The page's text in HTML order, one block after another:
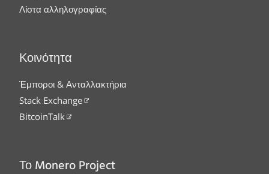
Λίστα αλληλογραφίας
Κοινότητα
Έμποροι & Ανταλλακτήρια
Stack Exchange
BitcoinTalk
Το Monero Project